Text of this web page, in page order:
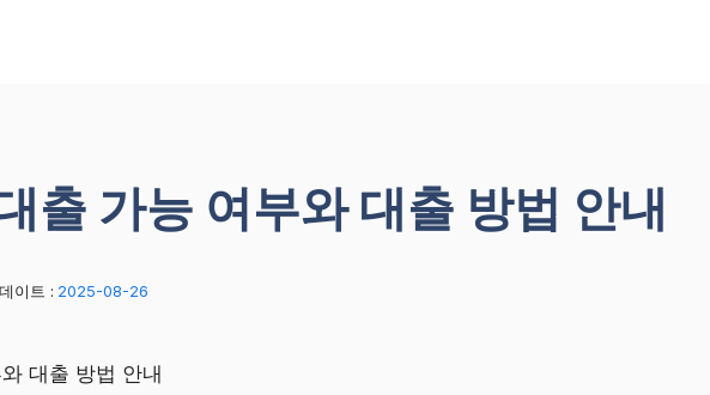
출 가능 여부와 대출 방법 안내
이트 : 2025-08-26